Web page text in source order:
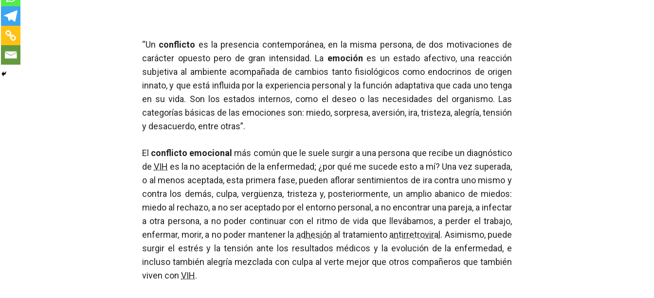
“Un conflicto es la presencia contemporánea, en la misma persona, de dos motivaciones de
carácter opuesto pero de gran intensidad. La emoción es un estado afectivo, una reacción
subjetiva al ambiente acompañada de cambios tanto fisiológicos como endocrinos de origen
innato, y que está influida por la experiencia personal y la función adaptativa que cada uno tenga
en su vida. Son los estados internos, como el deseo o las necesidades del organismo. Las
categorías básicas de las emociones son: miedo, sorpresa, aversión, ira, tristeza, alegría, tensión
y desacuerdo, entre otras”.
El conflicto emocional más común que le suele surgir a una persona que recibe un diagnóstico
deVIH es la no aceptación de la enfermedad; ¿por qué me sucede esto a mí? Una vez superada,
o al menos aceptada, esta primera fase, pueden aflorar sentimientos de ira contra uno mismo y
contra los demás, culpa, vergüenza, tristeza y, posteriormente, un amplio abanico de miedos:
miedo al rechazo, a no ser aceptado por el entorno personal, a no encontrar una pareja, a infectar
a otra persona, a no poder continuar con el ritmo de vida que llevábamos, a perder el trabajo,
enfermar, morir, a no poder mantener la adhesión al tratamiento antirretroviral . Asimismo, puede
surgir el estrés y la tensión ante los resultados médicos y la evolución de la enfermedad, e
incluso también alegría mezclada con culpa al verte mejor que otros compañeros que también
viven con VIH.